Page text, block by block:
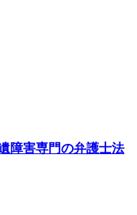
障害専門の弁護士法